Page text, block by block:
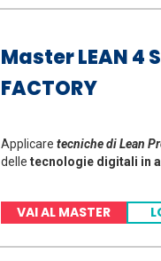
Master LEAN 4
FACTORY
Applicare tecniche di Lean
delle tecnologie digitali in
VAI AL MASTER